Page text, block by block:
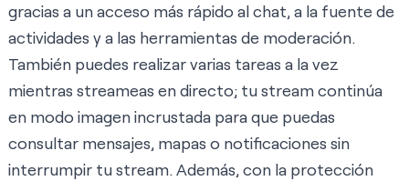
gracias a un acceso más rápido al chat, a la fuente de
actividades y a las herramientas de moderación.
También puedes realizar varias tareas a la vez
mientras streameas en directo; tu stream continúa
en modo imagen incrustada para que puedas
consultar mensajes, mapas o notificaciones sin
interrumpir tu stream. Además, con la protección